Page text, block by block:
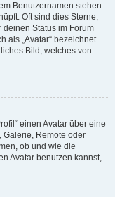
Benutzernamen stehen.
Oft sind dies Sterne,
Status im Forum
als „Avatar“ bezeichnet.
Bild, welches von
einen Avatar über eine
Galerie, Remote oder
ob und wie die
Avatar benutzen kannst,